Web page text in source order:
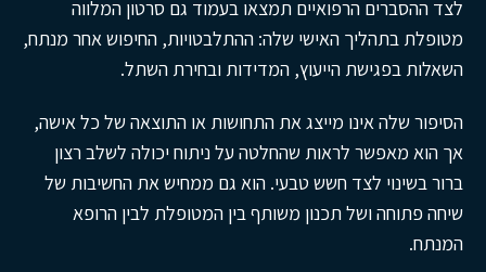
לצד ההסברים הרפואיים תמצאו בעמוד גם סרטון המלווה
מטופלת בתהליך האישי שלה: ההתלבטויות, החיפוש אחר מנתח,
השאלות בפגישת הייעוץ, המדידות ובחירת השתל.
הסיפור שלה אינו מייצג את התחושות או התוצאה של כל אישה,
אך הוא מאפשר לראות שהחלטה על ניתוח יכולה לשלב רצון
ברור בשינוי לצד חשש טבעי. הוא גם ממחיש את החשיבות של
שיחה פתוחה ושל תכנון משותף בין המטופלת לבין הרופא
המנתח.